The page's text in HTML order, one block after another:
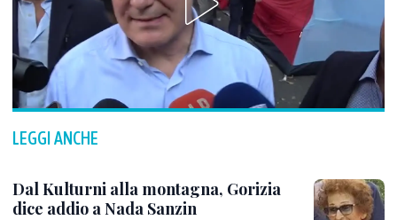
LEGGI ANCHE
Dal Kulturni alla montagna, Gorizia
dice addio a Nada Sanzin